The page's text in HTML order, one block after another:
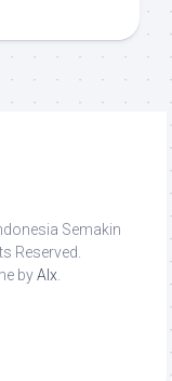
Semakin
Reserved.
byAlx